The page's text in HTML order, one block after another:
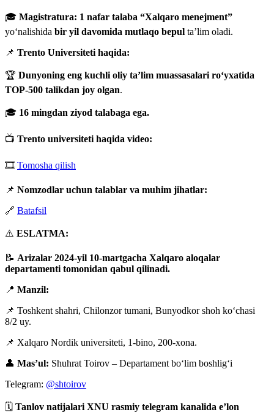
🎓 Magistratura: 1 nafar talaba “Xalqaro menejment”
yo‘nalishida bir yil davomida mutlaqo bepul ta’lim oladi.
📌 Trento Universiteti haqida:
🏆 Dunyoning eng kuchli oliy ta’lim muassasalari ro‘yxatida
TOP-500 talikdan joy olgan.
🎓 16 mingdan ziyod talabaga ega.
📺 Trento universiteti haqida video:
🎞 Tomosha qilish
📌 Nomzodlar uchun talablar va muhim jihatlar:
🔗 Batafsil
⚠️ ESLATMA:
📝 Arizalar 2024-yil 10-martgacha Xalqaro aloqalar
departamenti tomonidan qabul qilinadi.
📍 Manzil:
📌 Toshkent shahri, Chilonzor tumani, Bunyodkor shoh ko‘chasi
8/2 uy.
📌 Xalqaro Nordik universiteti, 1-bino, 200-xona.
👤 Mas’ul: Shuhrat Toirov – Departament bo‘lim boshlig‘i
Telegram: @shtoirov
🗓 Tanlov natijalari XNU rasmiy telegram kanalida e’lon